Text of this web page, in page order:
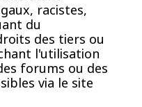
racistes,
du
des tiers ou
l'utilisation
forums ou des
via le site